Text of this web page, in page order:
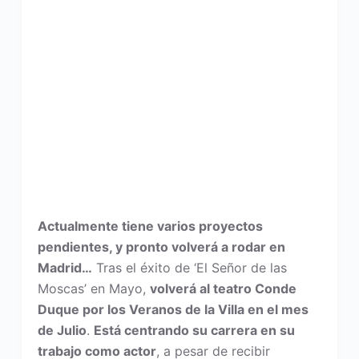
Actualmente tiene varios proyectos
pendientes, y pronto volverá a rodar en
Madrid… Tras el éxito de ‘El Señor de las
Moscas’ en Mayo, volverá al teatro Conde
Duque por los Veranos de la Villa en el mes
de Julio. Está centrando su carrera en su
trabajo como actor, a pesar de recibir